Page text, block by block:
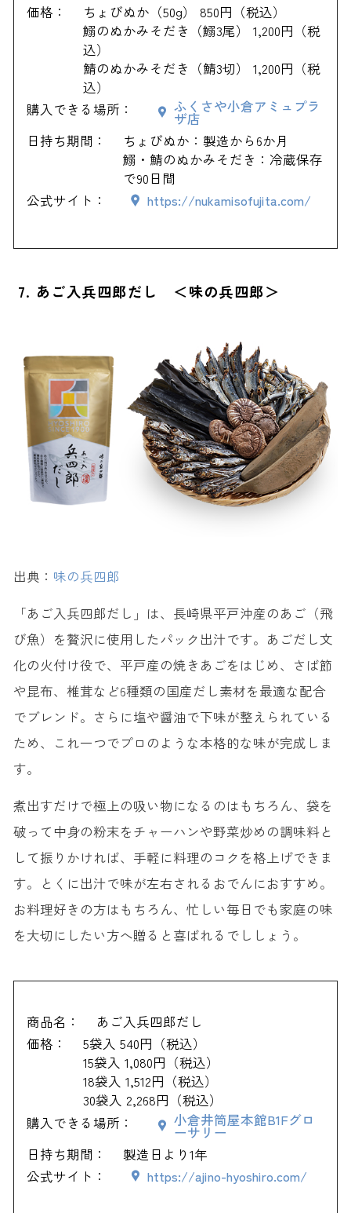
価格：
ちょびぬか（50g） 850円（税込）
鰯のぬかみそだき（鰯3尾） 1,200円（税
込）
鯖のぬかみそだき（鯖3切） 1,200円（税
込）
購入できる場所：
ふくさや小倉アミュプラ
ザ店
日持ち期間：
ちょびぬか：製造から6か月
鰯・鯖のぬかみそだき：冷蔵保存
で90日間
公式サイト：
https://nukamisofujita.com/
7. あご入兵四郎だし ＜味の兵四郎＞
出典： 味の兵四郎
「あご入兵四郎だし」は、長崎県平戸沖産のあご（飛
び魚）を贅沢に使用したパック出汁です。あごだし文
化の火付け役で、平戸産の焼きあごをはじめ、さば節
や昆布、椎茸など6種類の国産だし素材を最適な配合
でブレンド。さらに塩や醤油で下味が整えられている
ため、これ一つでプロのような本格的な味が完成しま
す。
煮出すだけで極上の吸い物になるのはもちろん、袋を
破って中身の粉末をチャーハンや野菜炒めの調味料と
して振りかければ、手軽に料理のコクを格上げできま
す。とくに出汁で味が左右されるおでんにおすすめ。
お料理好きの方はもちろん、忙しい毎日でも家庭の味
を大切にしたい方へ贈ると喜ばれるでししょう。
商品名：
あご入兵四郎だし
価格：
5袋入 540円（税込）
15袋入 1,080円（税込）
18袋入 1,512円（税込）
30袋入 2,268円（税込）
購入できる場所：
小倉井筒屋本館B1Fグロ
ーサリー
日持ち期間：
製造日より1年
公式サイト：
https://ajino-hyoshiro.com/